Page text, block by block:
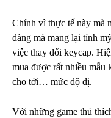
Chính vì thực tế này mà
dàng mà mang lại tính
việc thay đổi keycap.
mua được rất nhiều mẫu
cho tới… mức độ dị.
Với những game thủ